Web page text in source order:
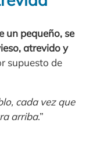
un pequeño, se
atrevido y
supuesto de
cada vez que
arriba.”